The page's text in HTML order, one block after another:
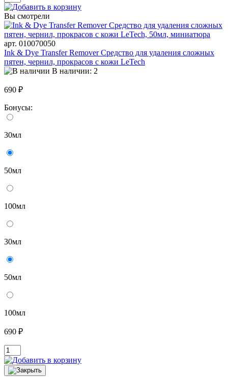
Вы смотрели
арт. 010070050
Ink & Dye Transfer Remover Средство для удаления сложных
пятен, чернил, прокрасов с кожи LeTech
В наличии: 2
690 ₽
Бонусы:
30мл
50мл
100мл
30мл
50мл
100мл
690 ₽